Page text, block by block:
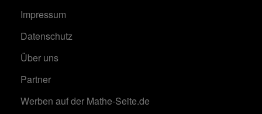
Impressum
Datenschutz
Über uns
Partner
Werben auf der Mathe-Seite.de